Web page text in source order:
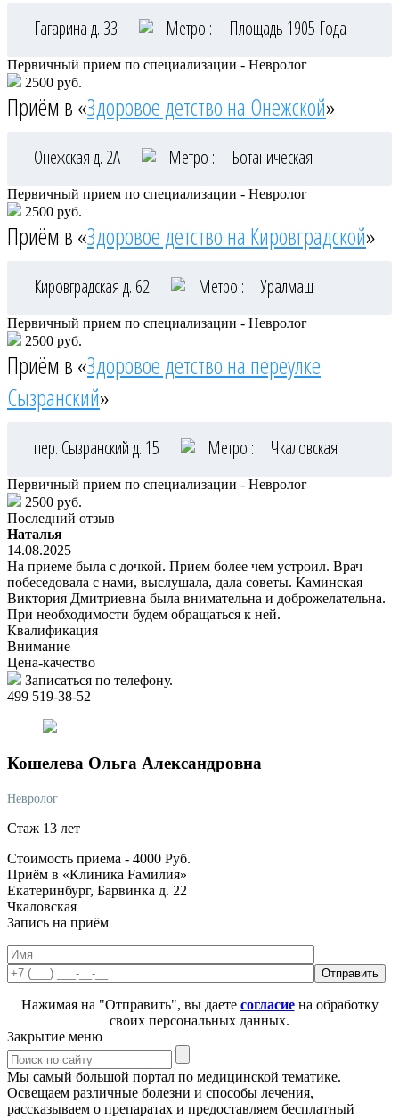
Гагарина д. 33 Метро : Площадь 1905 Года
Первичный прием по специализации - Невролог
2500 руб.
Приём в «Здоровое детство на Онежской»
Онежская д. 2А Метро : Ботаническая
Первичный прием по специализации - Невролог
2500 руб.
Приём в «Здоровое детство на Кировградской»
Кировградская д. 62 Метро : Уралмаш
Первичный прием по специализации - Невролог
2500 руб.
Приём в «Здоровое детство на переулке
Сызранский»
пер. Сызранский д. 15 Метро : Чкаловская
Первичный прием по специализации - Невролог
2500 руб.
Последний отзыв
Наталья
14.08.2025
На приеме была с дочкой. Прием более чем устроил. Врач
побеседовала с нами, выслушала, дала советы. Каминская
Виктория Дмитриевна была внимательна и доброжелательна.
При необходимости будем обращаться к ней.
Квалификация
Внимание
Цена-качество
Записаться по телефону.
499 519-38-52
Кошелева Ольга Александровна
Невролог
Стаж 13 лет
Стоимость приема - 4000 Руб.
Приём в «Клиника Fамилия»
Екатеринбург, Барвинка д. 22
Чкаловская
Запись на приём
Нажимая на "Отправить", вы даете согласиена обработку
своих персональных данных.
Закрытие меню
Мы самый большой портал по медицинской тематике.
Освещаем различные болезни и способы лечения,
рассказываем о препаратах и предоставляем бесплатный